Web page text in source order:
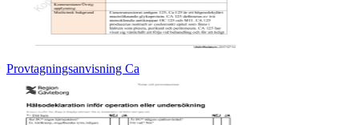
Provtagningsanvisning Ca